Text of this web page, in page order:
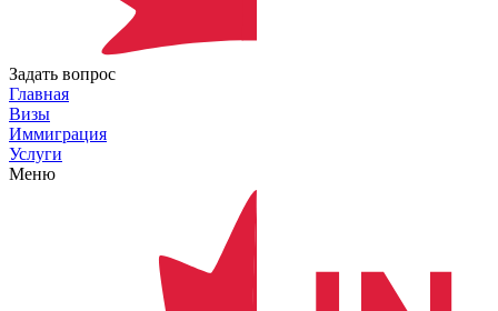
Задать вопрос
Главная
Визы
Иммиграция
Услуги
Меню